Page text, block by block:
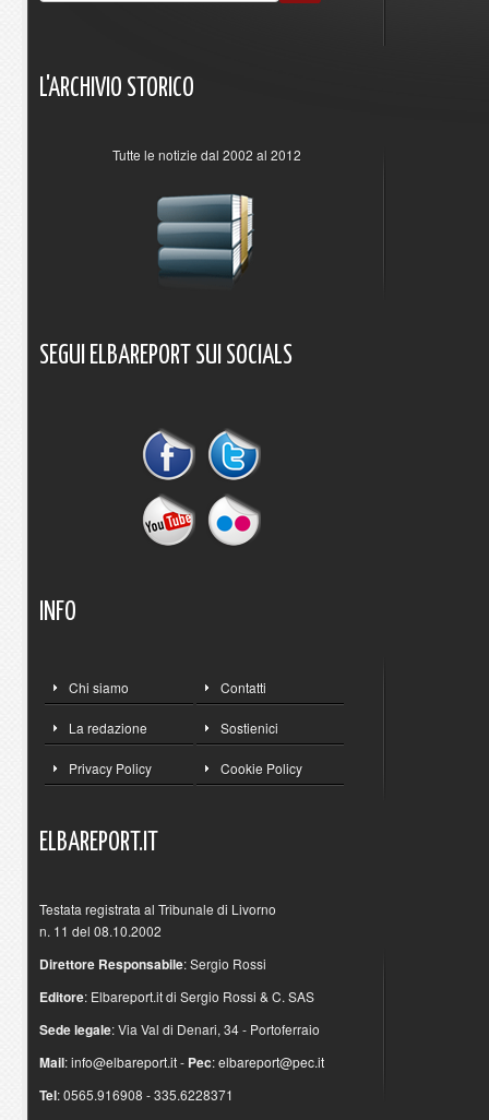
L'ARCHIVIO STORICO
Tutte le notizie dal 2002 al 2012
SEGUI ELBAREPORT SUI SOCIALS
INFO
Chi siamo Contatti
La redazione Sostienici
Privacy Policy Cookie Policy
ELBAREPORT.IT
Testata registrata al Tribunale di Livorno
n. 11 del 08.10.2002
Direttore Responsabile: Sergio Rossi
Editore: Elbareport.it di Sergio Rossi & C. SAS
Sede legale: Via Val di Denari, 34 - Portoferraio
Mail:info@elbareport.it- Pec:elbareport@pec.it
Tel: 0565.916908 - 335.6228371